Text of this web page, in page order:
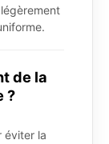
de la
?
éviter la